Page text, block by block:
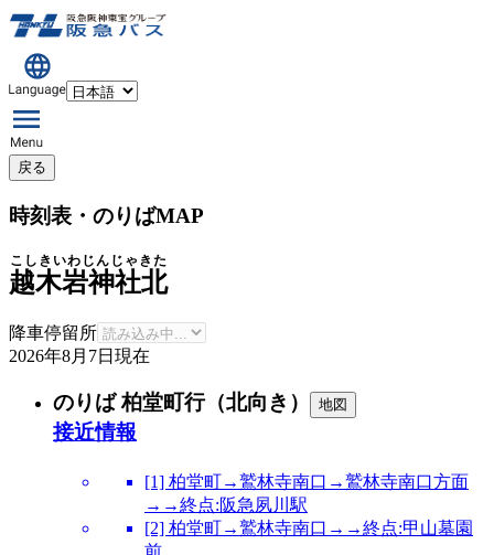
戻る
時刻表・のりばMAP
越木岩神社北
こしきいわじんじゃきた
降車停留所
2026年8月7日 現在
のりば 柏堂町行（北向き） 地図
接近情報
[1] 柏堂町→鷲林寺南口→鷲林寺南口方面
→→終点:阪急夙川駅
[2] 柏堂町→鷲林寺南口→→終点:甲山墓園
前